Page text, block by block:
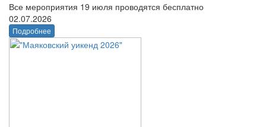
Все мероприятия 19 июля проводятся бесплатно
02.07.2026
Подробнее